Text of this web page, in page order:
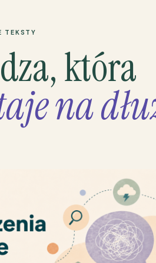
TEKSTY
która
na